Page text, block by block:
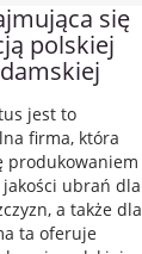
się
polskiej
jest to
firma, która
produkowaniem
jakości ubrań dla
a także dla
ta oferuje